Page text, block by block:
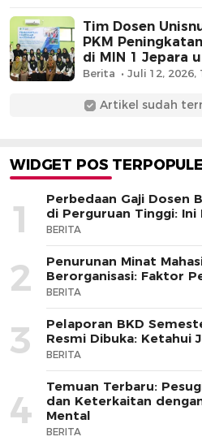
Tim Dosen
PKM
di MIN 1 Jepara
Berita Juli 12, 2026,
Artikel sudah
WIDGET POS
1
Perbedaan Gaji Dosen
di Perguruan Tinggi: Ini
BERITA
2
Penurunan Minat
Berorganisasi: Faktor
BERITA
3
Pelaporan BKD
Resmi Dibuka: Ketahui
BERITA
4
Temuan Terbaru:
dan Keterkaitan
Mental
BERITA